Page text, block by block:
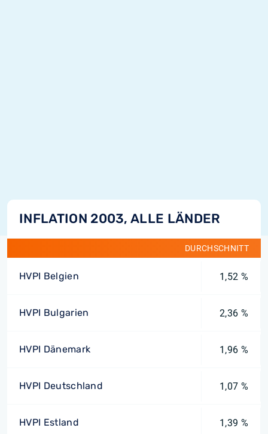
INFLATION 2003, ALLE LÄNDER
DURCHSCHNITT
HVPI Belgien 1,52 %
HVPI Bulgarien 2,36 %
HVPI Dänemark 1,96 %
HVPI Deutschland 1,07 %
HVPI Estland 1,39 %